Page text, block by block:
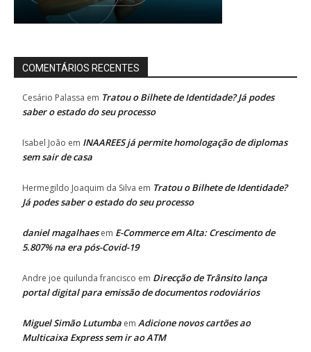
COMENTÁRIOS RECENTES
Cesário Palassa em Tratou o Bilhete de Identidade? Já podes
saber o estado do seu processo
Isabel João em INAAREES já permite homologação de diplomas
sem sair de casa
Hermegildo Joaquim da Silva em Tratou o Bilhete de Identidade?
Já podes saber o estado do seu processo
daniel magalhaesem E-Commerce em Alta: Crescimento de
5.807% na era pós-Covid-19
Andre joe quilunda francisco em Direcção de Trânsito lança
portal digital para emissão de documentos rodoviários
Miguel Simão Lutumba em Adicione novos cartões ao
Multicaixa Express sem ir ao ATM